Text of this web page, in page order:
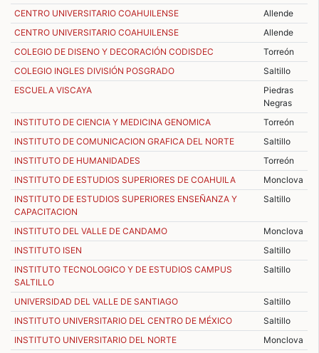
CENTRO UNIVERSITARIO COAHUILENSE
Allende
CENTRO UNIVERSITARIO COAHUILENSE
Allende
COLEGIO DE DISENO Y DECORACIÓN CODISDEC
Torreón
COLEGIO INGLES DIVISIÓN POSGRADO
Saltillo
ESCUELA VISCAYA
Piedras
Negras
INSTITUTO DE CIENCIA Y MEDICINA GENOMICA
Torreón
INSTITUTO DE COMUNICACION GRAFICA DEL NORTE
Saltillo
INSTITUTO DE HUMANIDADES
Torreón
INSTITUTO DE ESTUDIOS SUPERIORES DE COAHUILA
Monclova
INSTITUTO DE ESTUDIOS SUPERIORES ENSEÑANZA Y
CAPACITACION
Saltillo
INSTITUTO DEL VALLE DE CANDAMO
Monclova
INSTITUTO ISEN
Saltillo
INSTITUTO TECNOLOGICO Y DE ESTUDIOS CAMPUS
SALTILLO
Saltillo
UNIVERSIDAD DEL VALLE DE SANTIAGO
Saltillo
INSTITUTO UNIVERSITARIO DEL CENTRO DE MÉXICO
Saltillo
INSTITUTO UNIVERSITARIO DEL NORTE
Monclova